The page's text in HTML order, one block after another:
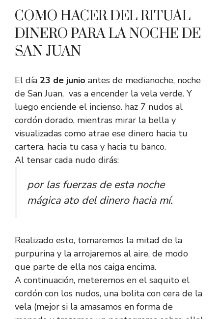
COMO HACER DEL RITUAL
DINERO PARA LA NOCHE DE
SAN JUAN
El día 23 de junio antes de medianoche, noche
de San Juan, vas a encender la vela verde. Y
luego enciende el incienso. haz 7 nudos al
cordón dorado, mientras mirar la bella y
visualizadas como atrae ese dinero hacia tu
cartera, hacia tu casa y hacia tu banco.
Al tensar cada nudo dirás:
por las fuerzas de esta noche
mágica ato del dinero hacia mí.
Realizado esto, tomaremos la mitad de la
purpurina y la arrojaremos al aire, de modo
que parte de ella nos caiga encima.
A continuación, meteremos en el saquito el
cordón con los nudos, una bolita con cera de la
vela (mejor si la amasamos en forma de